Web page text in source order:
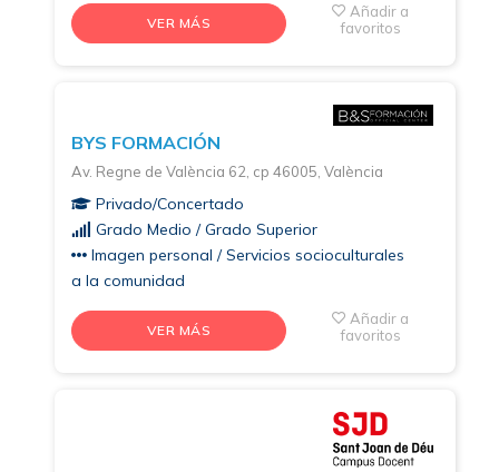
VER MÁS
Añadir a
favoritos
BYS FORMACIÓN
Av. Regne de València 62, cp 46005, València
Privado/Concertado
Grado Medio / Grado Superior
Imagen personal / Servicios socioculturales
a la comunidad
VER MÁS
Añadir a
favoritos